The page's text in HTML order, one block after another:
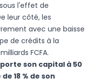
l'effet de
leur côté, les
avec une baisse
de crédits à la
FCFA.
son capital à 50
18 % de son